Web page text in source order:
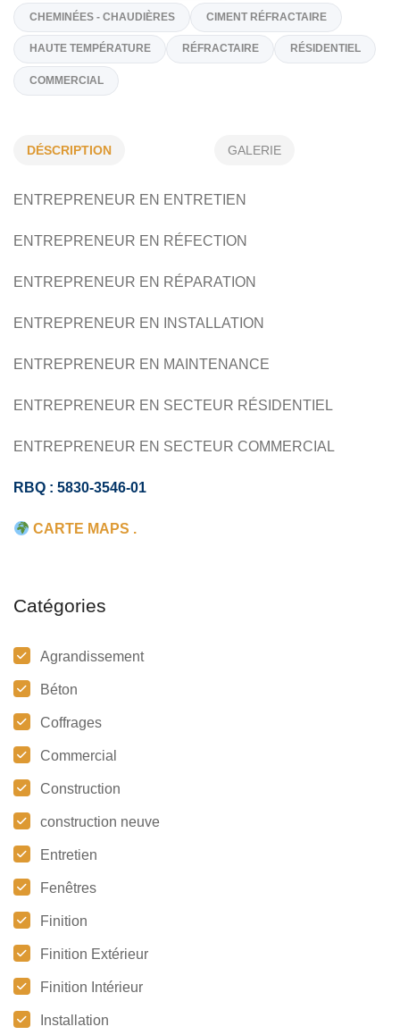
Sur Demande
marie-pier-ringuette@groupembi.com
Spécialités
HAUTE TEMPÉRATURE RÉFRACTAIRE
COMMERCIAL
DÉSCRIPTION GALERIE
ENTREPRENEUR EN ENTRETIEN
ENTREPRENEUR EN RÉFECTION
ENTREPRENEUR EN RÉPARATION
ENTREPRENEUR EN INSTALLATION
ENTREPRENEUR EN MAINTENANCE
ENTREPRENEUR EN SECTEUR RÉSIDENTIEL
ENTREPRENEUR EN SECTEUR COMMERCIAL
RBQ : 5830-3546-01
CARTE MAPS .
Catégories
Agrandissement
Béton
Coffrages
Commercial
Construction
construction neuve
Entretien
Fenêtres
Finition
Finition Extérieur
Finition Intérieur
Installation